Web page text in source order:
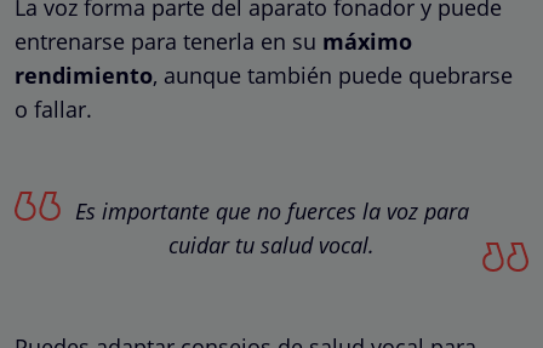
La voz forma parte del aparato fonador y puede
entrenarse para tenerla en su máximo
rendimiento, aunque también puede quebrarse
o fallar.
Es importante que no fuerces la voz para
cuidar tu salud vocal.